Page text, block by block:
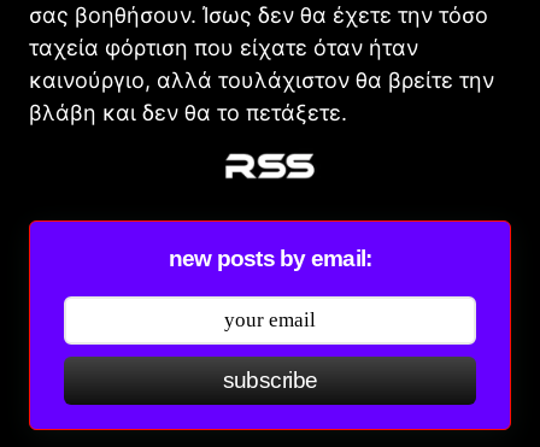
σας βοηθήσουν. Ίσως δεν θα έχετε την τόσο
ταχεία φόρτιση που είχατε όταν ήταν
καινούργιο, αλλά τουλάχιστον θα βρείτε την
βλάβη και δεν θα το πετάξετε.
new posts by email:
subscribe